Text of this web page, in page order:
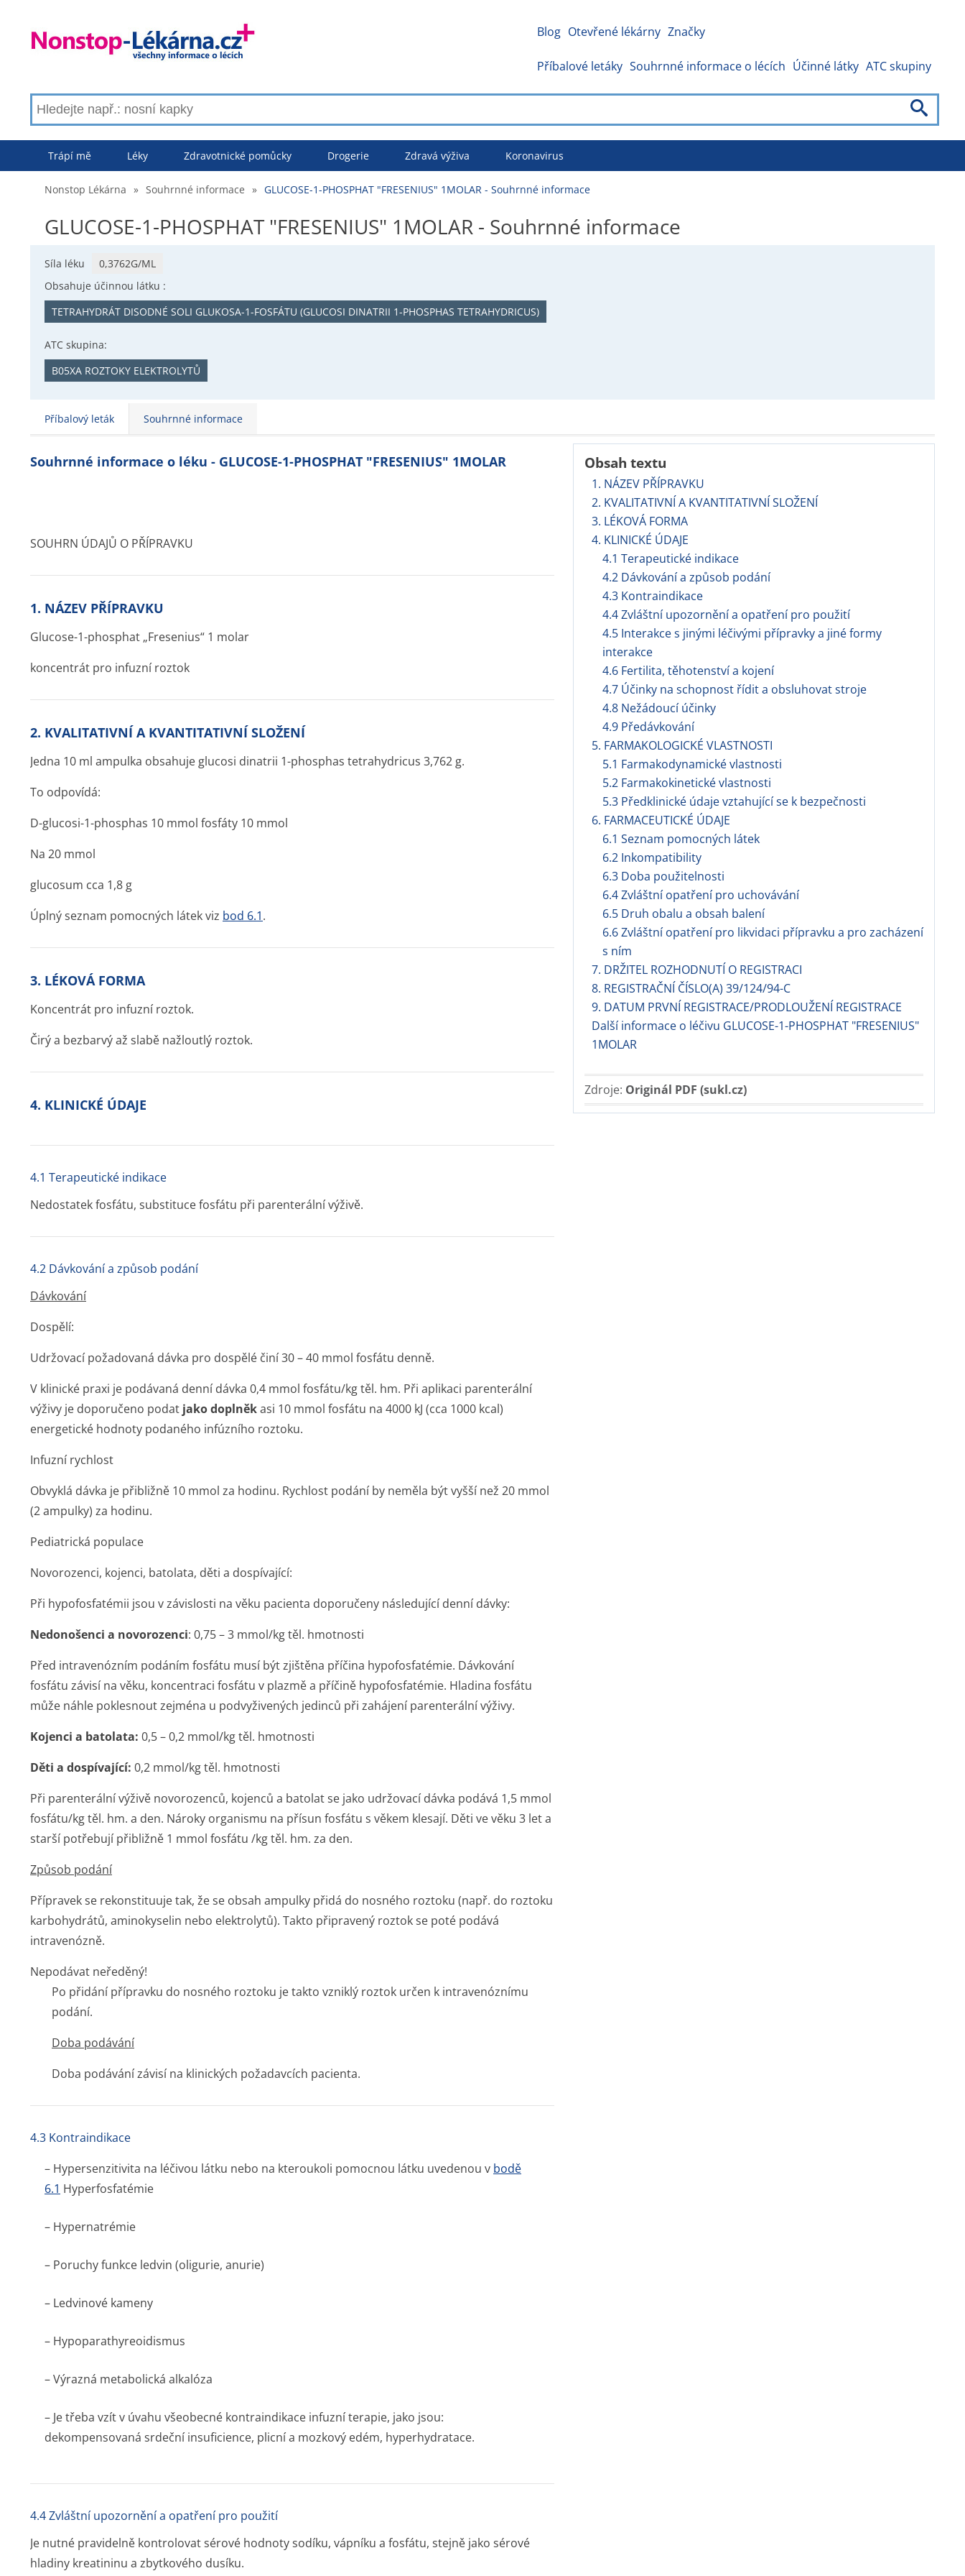
Blog Otevřené lékárny Značky
Příbalové letáky Souhrnné informace o lécích Účinné látky ATC skupiny
Trápí mě Léky Zdravotnické pomůcky Drogerie Zdravá výživa Koronavirus
Nonstop Lékárna » Souhrnné informace » GLUCOSE-1-PHOSPHAT "FRESENIUS" 1MOLAR - Souhrnné informace
GLUCOSE-1-PHOSPHAT "FRESENIUS" 1MOLAR - Souhrnné informace
Síla léku
0,3762G/ML
Obsahuje účinnou látku :
TETRAHYDRÁT DISODNÉ SOLI GLUKOSA-1-FOSFÁTU (GLUCOSI DINATRII 1-PHOSPHAS TETRAHYDRICUS)
ATC skupina:
B05XA ROZTOKY ELEKTROLYTŮ
Příbalový leták Souhrnné informace
Obsah textu
1. NÁZEV PŘÍPRAVKU
2. KVALITATIVNÍ A KVANTITATIVNÍ SLOŽENÍ
3. LÉKOVÁ FORMA
4. KLINICKÉ ÚDAJE
4.1 Terapeutické indikace
4.2 Dávkování a způsob podání
4.3 Kontraindikace
4.4 Zvláštní upozornění a opatření pro použití
4.5 Interakce s jinými léčivými přípravky a jiné formy
interakce
4.6 Fertilita, těhotenství a kojení
4.7 Účinky na schopnost řídit a obsluhovat stroje
4.8 Nežádoucí účinky
4.9 Předávkování
5. FARMAKOLOGICKÉ VLASTNOSTI
5.1 Farmakodynamické vlastnosti
5.2 Farmakokinetické vlastnosti
5.3 Předklinické údaje vztahující se k bezpečnosti
6. FARMACEUTICKÉ ÚDAJE
6.1 Seznam pomocných látek
6.2 Inkompatibility
6.3 Doba použitelnosti
6.4 Zvláštní opatření pro uchovávání
6.5 Druh obalu a obsah balení
6.6 Zvláštní opatření pro likvidaci přípravku a pro zacházení
s ním
7. DRŽITEL ROZHODNUTÍ O REGISTRACI
8. REGISTRAČNÍ ČÍSLO(A) 39/124/94-C
9. DATUM PRVNÍ REGISTRACE/PRODLOUŽENÍ REGISTRACE
Další informace o léčivu GLUCOSE-1-PHOSPHAT "FRESENIUS"
1MOLAR
Zdroje: Originál PDF (sukl.cz)
Souhrnné informace o léku - GLUCOSE-1-PHOSPHAT "FRESENIUS" 1MOLAR
SOUHRN ÚDAJŮ O PŘÍPRAVKU
1. NÁZEV PŘÍPRAVKU
Glucose-1-phosphat „Fresenius“ 1 molar
koncentrát pro infuzní roztok
2. KVALITATIVNÍ A KVANTITATIVNÍ SLOŽENÍ
Jedna 10 ml ampulka obsahuje glucosi dinatrii 1-phosphas tetrahydricus 3,762 g.
To odpovídá:
D-glucosi-1-phosphas 10 mmol fosfáty 10 mmol
Na 20 mmol
glucosum cca 1,8 g
Úplný seznam pomocných látek viz bod 6.1.
3. LÉKOVÁ FORMA
Koncentrát pro infuzní roztok.
Čirý a bezbarvý až slabě nažloutlý roztok.
4. KLINICKÉ ÚDAJE
4.1 Terapeutické indikace
Nedostatek fosfátu, substituce fosfátu při parenterální výživě.
4.2 Dávkování a způsob podání
Dávkování
Dospělí:
Udržovací požadovaná dávka pro dospělé činí 30 – 40 mmol fosfátu denně.
V klinické praxi je podávaná denní dávka 0,4 mmol fosfátu/kg těl. hm. Při aplikaci parenterální
výživy je doporučeno podat jako doplněkasi 10 mmol fosfátu na 4000 kJ (cca 1000 kcal)
energetické hodnoty podaného infúzního roztoku.
Infuzní rychlost
Obvyklá dávka je přibližně 10 mmol za hodinu. Rychlost podání by neměla být vyšší než 20 mmol
(2 ampulky) za hodinu.
Pediatrická populace
Novorozenci, kojenci, batolata, děti a dospívající:
Při hypofosfatémii jsou v závislosti na věku pacienta doporučeny následující denní dávky:
Nedonošenci a novorozenci: 0,75 – 3 mmol/kg těl. hmotnosti
Před intravenózním podáním fosfátu musí být zjištěna příčina hypofosfatémie. Dávkování
fosfátu závisí na věku, koncentraci fosfátu v plazmě a příčině hypofosfatémie. Hladina fosfátu
může náhle poklesnout zejména u podvyživených jedinců při zahájení parenterální výživy.
Kojenci a batolata: 0,5 – 0,2 mmol/kg těl. hmotnosti
Děti a dospívající: 0,2 mmol/kg těl. hmotnosti
Při parenterální výživě novorozenců, kojenců a batolat se jako udržovací dávka podává 1,5 mmol
fosfátu/kg těl. hm. a den. Nároky organismu na přísun fosfátu s věkem klesají. Děti ve věku 3 let a
starší potřebují přibližně 1 mmol fosfátu /kg těl. hm. za den.
Způsob podání
Přípravek se rekonstituuje tak, že se obsah ampulky přidá do nosného roztoku (např. do roztoku
karbohydrátů, aminokyselin nebo elektrolytů). Takto připravený roztok se poté podává
intravenózně.
Nepodávat neředěný!
Po přidání přípravku do nosného roztoku je takto vzniklý roztok určen k intravenóznímu
podání.
Doba podávání
Doba podávání závisí na klinických požadavcích pacienta.
4.3 Kontraindikace
– Hypersenzitivita na léčivou látku nebo na kteroukoli pomocnou látku uvedenou v bodě
6.1 Hyperfosfa­témie
– Hypernatrémie
– Poruchy funkce ledvin (oligurie, anurie)
– Ledvinové kameny
– Hypoparathyre­oidismus
– Výrazná metabolická alkalóza
– Je třeba vzít v úvahu všeobecné kontraindikace infuzní terapie, jako jsou:
dekompensovaná srdeční insuficience, plicní a mozkový edém, hyperhydratace.
4.4 Zvláštní upozornění a opatření pro použití
Je nutné pravidelně kontrolovat sérové hodnoty sodíku, vápníku a fosfátu, stejně jako sérové
hladiny kreatininu a zbytkového dusíku.